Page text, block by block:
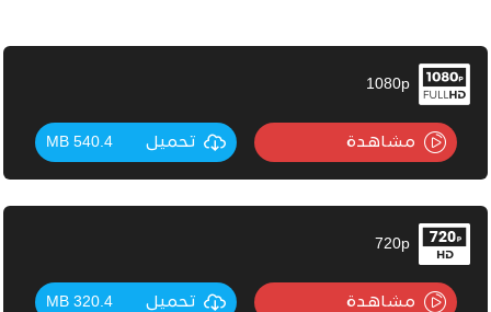
1080p
مشاهدة تحميل 540.4 MB
720p
مشاهدة تحميل 320.4 MB